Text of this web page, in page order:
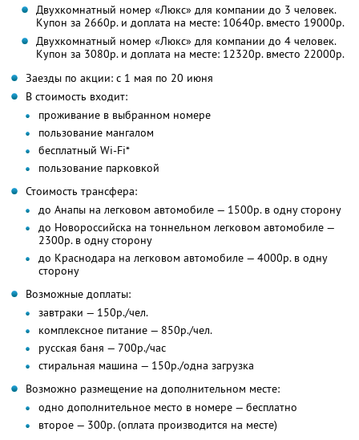
Двухкомнатный номер «Люкс» для компании до 3 человек.
Купон за 2660р. и доплата на месте: 10640р. вместо 19000р.
Двухкомнатный номер «Люкс» для компании до 4 человек.
Купон за 3080р. и доплата на месте: 12320р. вместо 22000р.
Заезды по акции: с 1 мая по 20 июня
В стоимость входит:
проживание в выбранном номере
пользование мангалом
бесплатный Wi-Fi*
пользование парковкой
Стоимость трансфера:
до Анапы на легковом автомобиле — 1500р. в одну сторону
до Новороссийска на тоннельном легковом автомобиле —
2300р. в одну сторону
до Краснодара на легковом автомобиле — 4000р. в одну
сторону
Возможные доплаты:
завтраки — 150р./чел.
комплексное питание — 850р./чел.
русская баня — 700р./час
стиральная машина — 150р./одна загрузка
Возможно размещение на дополнительном месте:
одно дополнительное место в номере — бесплатно
второе — 300р. (оплата производится на месте)